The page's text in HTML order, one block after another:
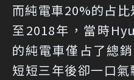
而純電車20%的占
至2018年，當時
的純電車僅占了總
短短三年後卻一口